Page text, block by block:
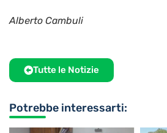
Alberto Cambuli
Tutte le Notizie
Potrebbe interessarti: